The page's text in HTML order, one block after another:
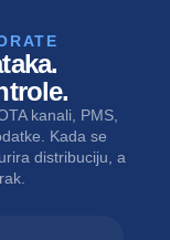
kanali, PMS,
Kada se
distribuciju, a